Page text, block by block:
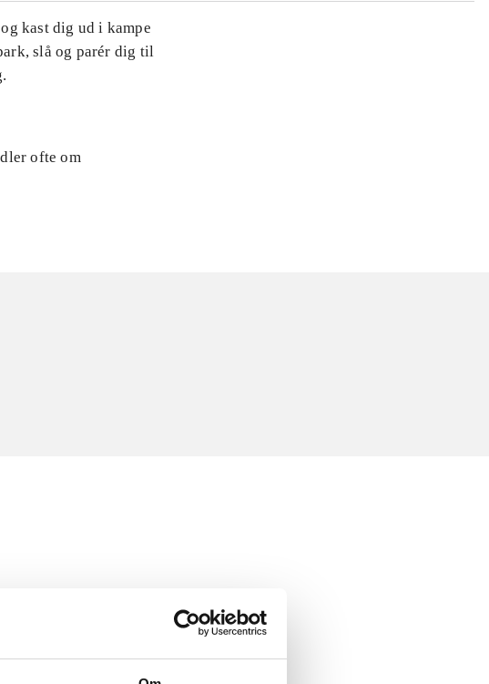
kast dig ud i kampe
slå og parér dig til
ofte om